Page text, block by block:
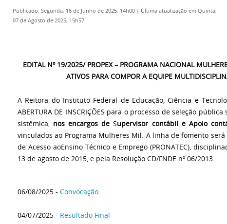
Publicado: Segunda, 16 de Junho de 2025, 14h00 | Última atualização em Quinta,
07 de Agosto de 2025, 15h57
EDITAL Nº 19/2025/ PROPEX – PROGRAMA NACIONAL
ATIVOS PARA COMPOR A EQUIPE
A Reitora do Instituto Federal de Educação, Ciência e
ABERTURA DE INSCRIÇÕES para o processo de seleção
sistêmica, nos encargos de Supervisor contábil e Apoio
vinculados ao Programa Mulheres Mil. A linha de fomento
de Acesso aoEnsino Técnico e Emprego (PRONATEC),
13 de agosto de 2015, e pela Resolução CD/FNDE nº 06/2013.
06/08/2025 - Convocação
04/07/2025 - Resultado Final